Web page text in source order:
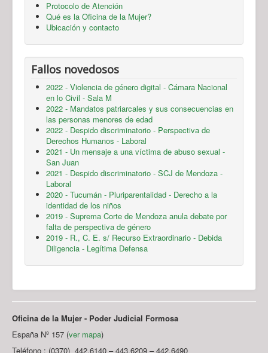
Protocolo de Atención
Qué es la Oficina de la Mujer?
Ubicación y contacto
Fallos novedosos
2022 - Violencia de género digital - Cámara Nacional
en lo Civil - Sala M
2022 - Mandatos patriarcales y sus consecuencias en
las personas menores de edad
2022 - Despido discriminatorio - Perspectiva de
Derechos Humanos - Laboral
2021 - Un mensaje a una víctima de abuso sexual -
San Juan
2021 - Despido discriminatorio - SCJ de Mendoza -
Laboral
2020 - Tucumán - Pluriparentalidad - Derecho a la
identidad de los niños
2019 - Suprema Corte de Mendoza anula debate por
falta de perspectiva de género
2019 - R., C. E. s/ Recurso Extraordinario - Debida
Diligencia - Legítima Defensa
Oficina de la Mujer - Poder Judicial Formosa
España Nº 157 (ver mapa)
Teléfono : (0370) 442.6140 – 443.6209 – 442.6490